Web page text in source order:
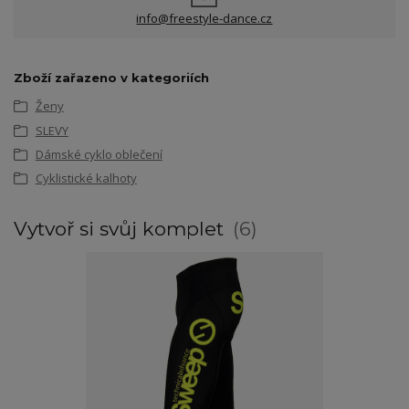
info@freestyle-dance.cz
Zboží zařazeno v kategoriích
Ženy
SLEVY
Dámské cyklo oblečení
Cyklistické kalhoty
Vytvoř si svůj komplet 6